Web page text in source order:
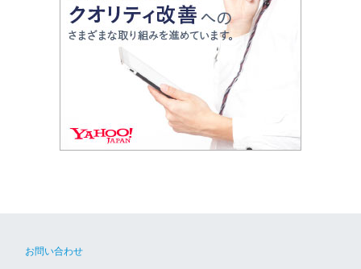
お問い合わせ